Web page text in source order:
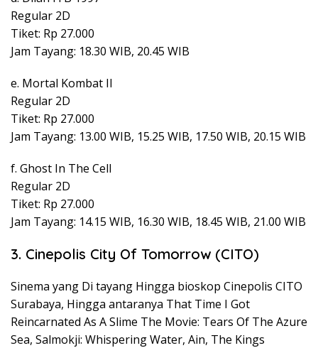
Regular 2D
Tiket: Rp 27.000
Jam Tayang: 18.30 WIB, 20.45 WIB
e. Mortal Kombat II
Regular 2D
Tiket: Rp 27.000
Jam Tayang: 13.00 WIB, 15.25 WIB, 17.50 WIB, 20.15 WIB
f. Ghost In The Cell
Regular 2D
Tiket: Rp 27.000
Jam Tayang: 14.15 WIB, 16.30 WIB, 18.45 WIB, 21.00 WIB
3. Cinepolis City Of Tomorrow (CITO)
Sinema yang Di tayang Hingga bioskop Cinepolis CITO
Surabaya, Hingga antaranya That Time I Got
Reincarnated As A Slime The Movie: Tears Of The Azure
Sea, Salmokji: Whispering Water, Ain, The Kings